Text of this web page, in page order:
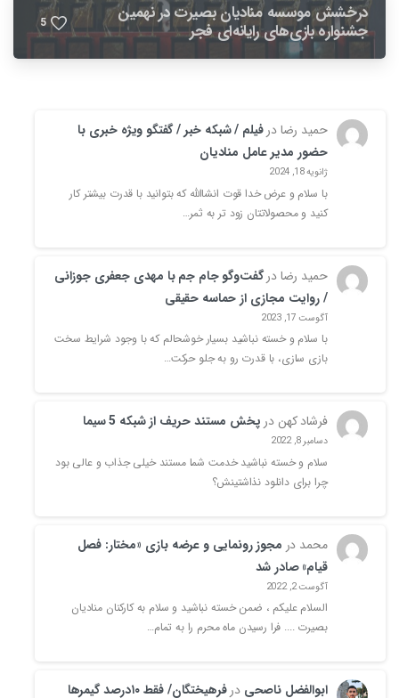
درخشش موسسه منادیان بصیرت در نهمین
جشنواره بازی‌های رایانه‌ای فجر 5
حمید رضادرفیلم / شبکه خبر / گفتگو ویژه خبری با
حضور مدیر عامل منادیان
ژانویه 18, 2024
با سلام و عرض خدا قوت انشاالله که بتوانید با قدرت بیشتر کار
کنید و محصولاتتان زود تر به ثمر…
حمید رضادرگفت‌وگو جام جم با مهدی جعفری جوزانی
/ روایت‌ مجازی از حماسه‌ حقیقی
آگوست 17, 2023
با سلام و خسته نباشید بسیار خوشحالم که با وجود شرایط سخت
بازی سازی، با قدرت رو به جلو حرکت…
فرشاد کهن در پخش مستند حریف از شبکه 5 سیما
دسامبر 8, 2022
سلام و خسته نباشید خدمت شما مستند خیلی جذاب و عالی بود
چرا برای دانلود نذاشتینش؟
محمد در مجوز رونمایی و عرضه بازی «مختار: فصل
قیام» صادر شد
آگوست 2, 2022
السلام علیکم ، ضمن خسته نباشید و سلام به کارکنان منادیان
بصیرت .... فرا رسیدن ماه محرم را به تمام…
ابوالفضل ناصحی در
فرهیختگان/ فقط ۱۰درصد گیمرها